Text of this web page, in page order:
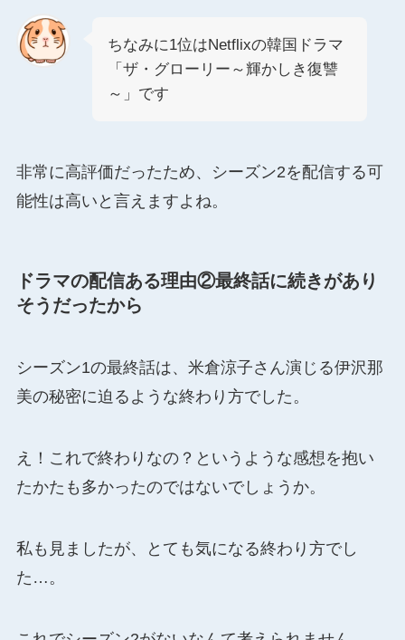
ちなみに1位はNetflixの韓国ドラマ
「ザ・グローリー～輝かしき復讐
～」です
非常に高評価だったため、シーズン2を配信する可
能性は高いと言えますよね。
ドラマの配信ある理由②最終話に続きがあり
そうだったから
シーズン1の最終話は、米倉涼子さん演じる伊沢那
美の秘密に迫るような終わり方でした。
え！これで終わりなの？というような感想を抱い
たかたも多かったのではないでしょうか。
私も見ましたが、とても気になる終わり方でし
た…。